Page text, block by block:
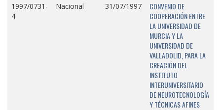
1997/0731-
4
Nacional 31/07/1997
CONVENIO DE
COOPERACIÓN ENTRE
LA UNIVERSIDAD DE
MURCIA Y LA
UNIVERSIDAD DE
VALLADOLID, PARA LA
CREACIÓN DEL
INSTITUTO
INTERUNIVERSITARIO
DE NEUROTECNOLOGÍA
Y TÉCNICAS AFINES